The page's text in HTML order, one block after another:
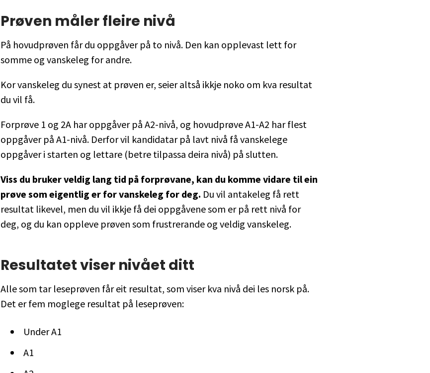
Prøven måler fleire nivå
På hovudprøven får du oppgåver på to nivå. Den kan opplevast lett for
somme og vanskeleg for andre.
Kor vanskeleg du synest at prøven er, seier altså ikkje noko om kva resultat
du vil få.
Forprøve 1 og 2A har oppgåver på A2-nivå, og hovudprøve A1-A2 har flest
oppgåver på A1-nivå. Derfor vil kandidatar på lavt nivå få vanskelege
oppgåver i starten og lettare (betre tilpassa deira nivå) på slutten.
Viss du bruker veldig lang tid på forprøvane, kan du komme vidare til ein
prøve som eigentlig er for vanskeleg for deg. Du vil antakeleg få rett
resultat likevel, men du vil ikkje få dei oppgåvene som er på rett nivå for
deg, og du kan oppleve prøven som frustrerande og veldig vanskeleg.
Resultatet viser nivået ditt
Alle som tar leseprøven får eit resultat, som viser kva nivå dei les norsk på.
Det er fem moglege resultat på leseprøven:
Under A1
A1